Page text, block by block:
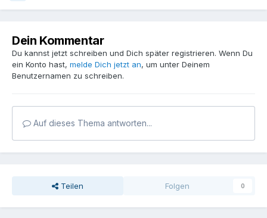
Dein Kommentar
Du kannst jetzt schreiben und Dich später registrieren. Wenn Du
ein Konto hast, melde Dich jetzt an, um unter Deinem
Benutzernamen zu schreiben.
Auf dieses Thema antworten...
Teilen Folgen 0